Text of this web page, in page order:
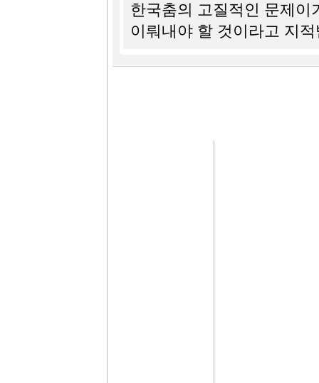
한국춤의 고질적인 문제이
이뤄내야 할 것이라고 지